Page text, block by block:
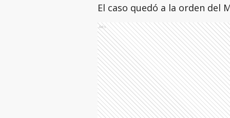
El caso quedó a la orden del
Ads